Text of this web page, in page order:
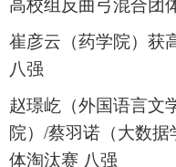
高校组反曲弓混合团
崔彦云（药学院）获
八强
赵璟屹（外国语言文
院） /蔡羽诺（大数据
体淘汰赛 八强